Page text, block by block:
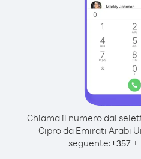
Chiama il numero dal
Cipro da Emirati Arabi
seguente:+357 +